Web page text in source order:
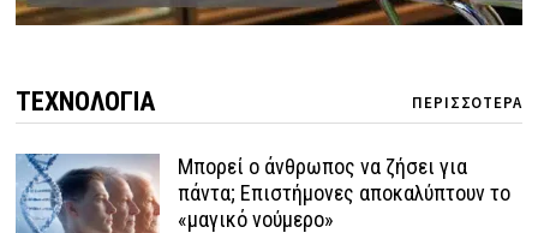
ΤΕΧΝΟΛΟΓΙΑ ΠΕΡΙΣΣΟΤΕΡΑ
Μπορεί ο άνθρωπος να ζήσει για
πάντα; Επιστήμονες αποκαλύπτουν το
«μαγικό νούμερο»